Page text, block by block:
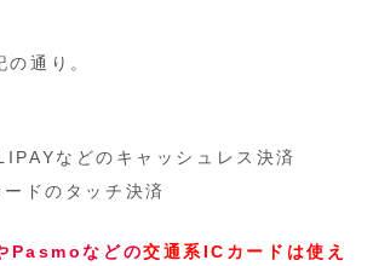
通り。
などのキャッシュレス決済
ドのタッチ決済
Pasmoなどの交通系ICカードは使え